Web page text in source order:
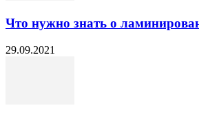
Что нужно знать о
29.09.2021